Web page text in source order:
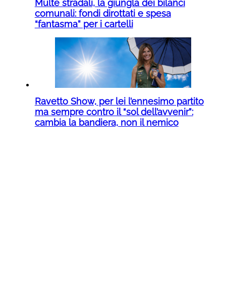
Multe stradali, la giungla dei bilanci
comunali: fondi dirottati e spesa
“fantasma” per i cartelli
Ravetto Show, per lei l’ennesimo partito
ma sempre contro il “sol dell’avvenir”:
cambia la bandiera, non il nemico